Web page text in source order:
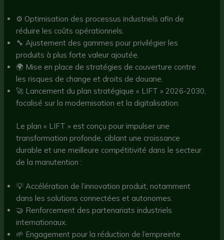
⚙️ Optimisation des processus industriels afin de
réduire les coûts opérationnels.
🔧 Ajustement des gammes pour privilégier les
produits à plus forte valeur ajoutée.
🌍 Mise en place de stratégies de couverture contre
les risques de change et droits de douane.
🚀 Lancement du plan stratégique « LIFT » 2026-2030,
focalisé sur la modernisation et la digitalisation.
Le plan « LIFT » est conçu pour impulser une
transformation profonde, ciblant une croissance
durable et une meilleure compétitivité dans le secteur
de la manutention :
💡 Accélération de l’innovation produit, notamment
dans les solutions connectées et autonomes.
🤝 Renforcement des partenariats industriels
internationaux.
🌱 Engagement pour la réduction de l’empreinte